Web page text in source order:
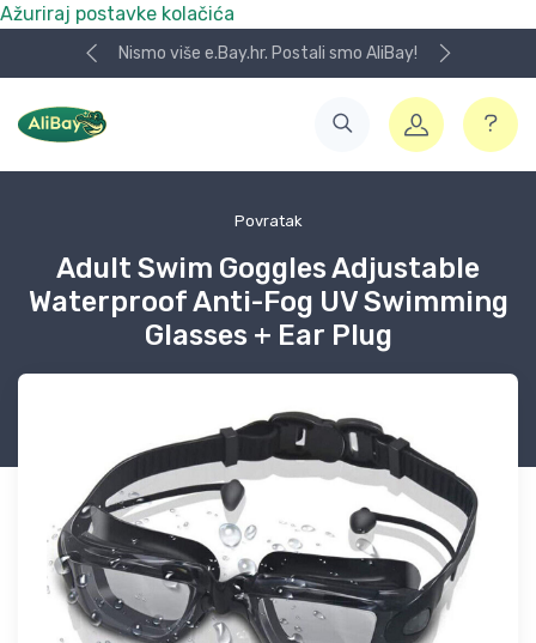
Ažuriraj postavke kolačića
Nismo više e.Bay.hr. Postali smo AliBay!
Povratak
Adult Swim Goggles Adjustable
Waterproof Anti-Fog UV Swimming
Glasses + Ear Plug